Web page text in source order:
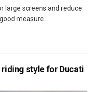
large screens and reduce
measure...
riding style for Ducati